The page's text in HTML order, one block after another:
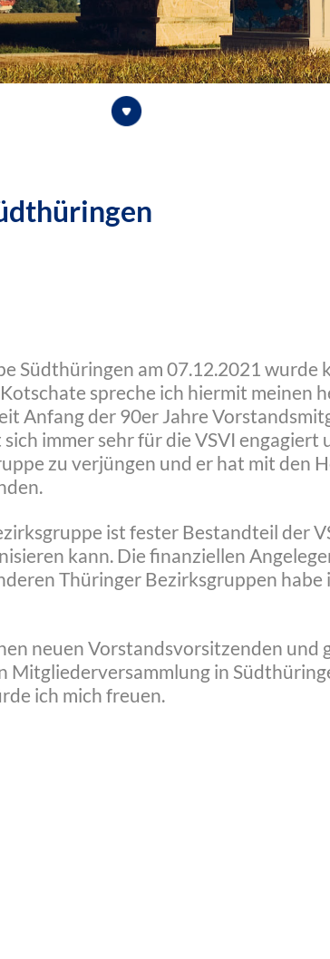
Südthüringen am 07.12.2021 wurde
spreche ich hiermit meinen
Anfang der 90er Jahre
immer sehr für die VSVI engagiert
zu verjüngen und er hat mit den
ist fester Bestandteil der
kann. Die finanziellen
Thüringer Bezirksgruppen
neuen Vorstandsvorsitzenden und
in
ich mich freuen.